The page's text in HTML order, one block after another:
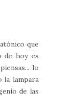
que
de hoy es
lo
la lampara
de las